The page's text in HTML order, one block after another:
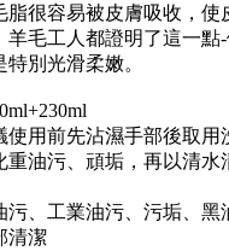
脂很容易被皮膚吸收，使
羊毛工人都證明了這一點
別光滑柔嫩。
使用前先沾濕手部後取用
重油污、頑垢，再以清水
污、工業油污、污垢、黑
清潔